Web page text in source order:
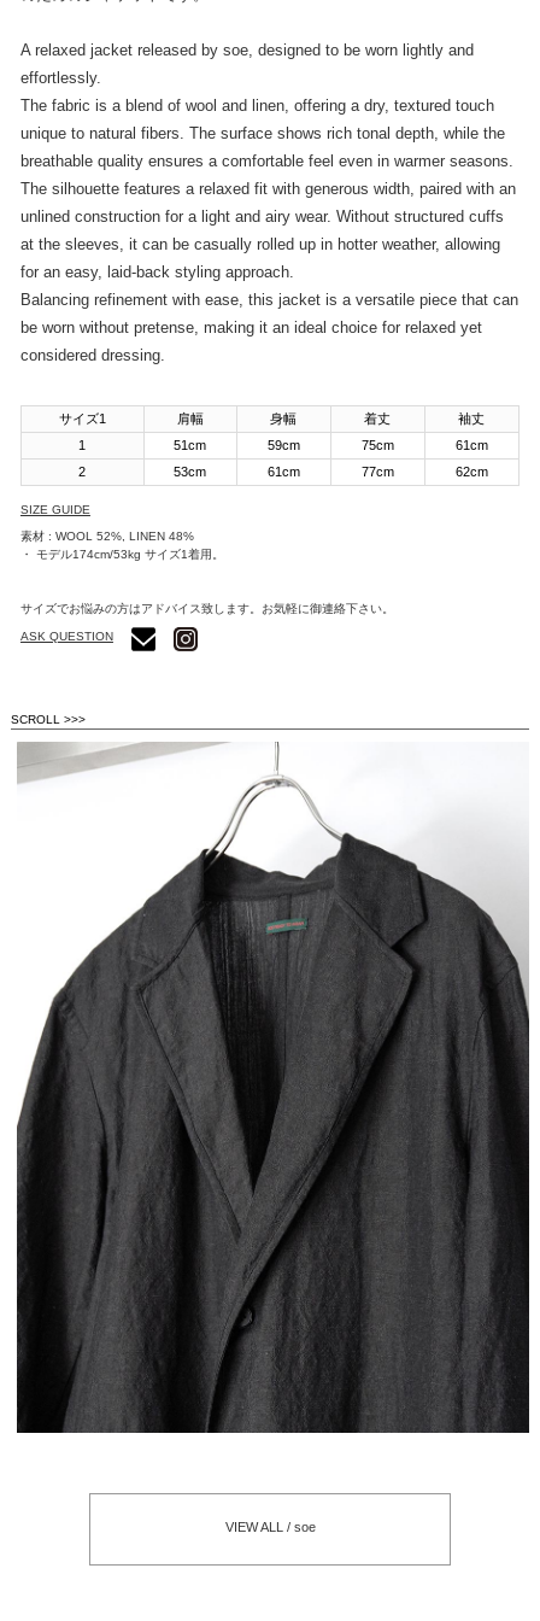
A relaxed jacket released by soe, designed to be worn lightly and
effortlessly.
The fabric is a blend of wool and linen, offering a dry, textured touch
unique to natural fibers. The surface shows rich tonal depth, while the
breathable quality ensures a comfortable feel even in warmer seasons.
The silhouette features a relaxed fit with generous width, paired with an
unlined construction for a light and airy wear. Without structured cuffs
at the sleeves, it can be casually rolled up in hotter weather, allowing
for an easy, laid-back styling approach.
Balancing refinement with ease, this jacket is a versatile piece that can
be worn without pretense, making it an ideal choice for relaxed yet
considered dressing.
サイズ1 肩幅 身幅 着丈
袖丈
1
51cm 59cm 75cm
61cm
2
53cm 61cm 77cm 62cm
SIZE GUIDE
素材 : WOOL 52%, LINEN 48%
・ モデル174cm/53kg サイズ1着用。
サイズでお悩みの方はアドバイス致します。お気軽に御連絡下さい。
ASK QUESTION
SCROLL >>>
VIEW ALL / soe